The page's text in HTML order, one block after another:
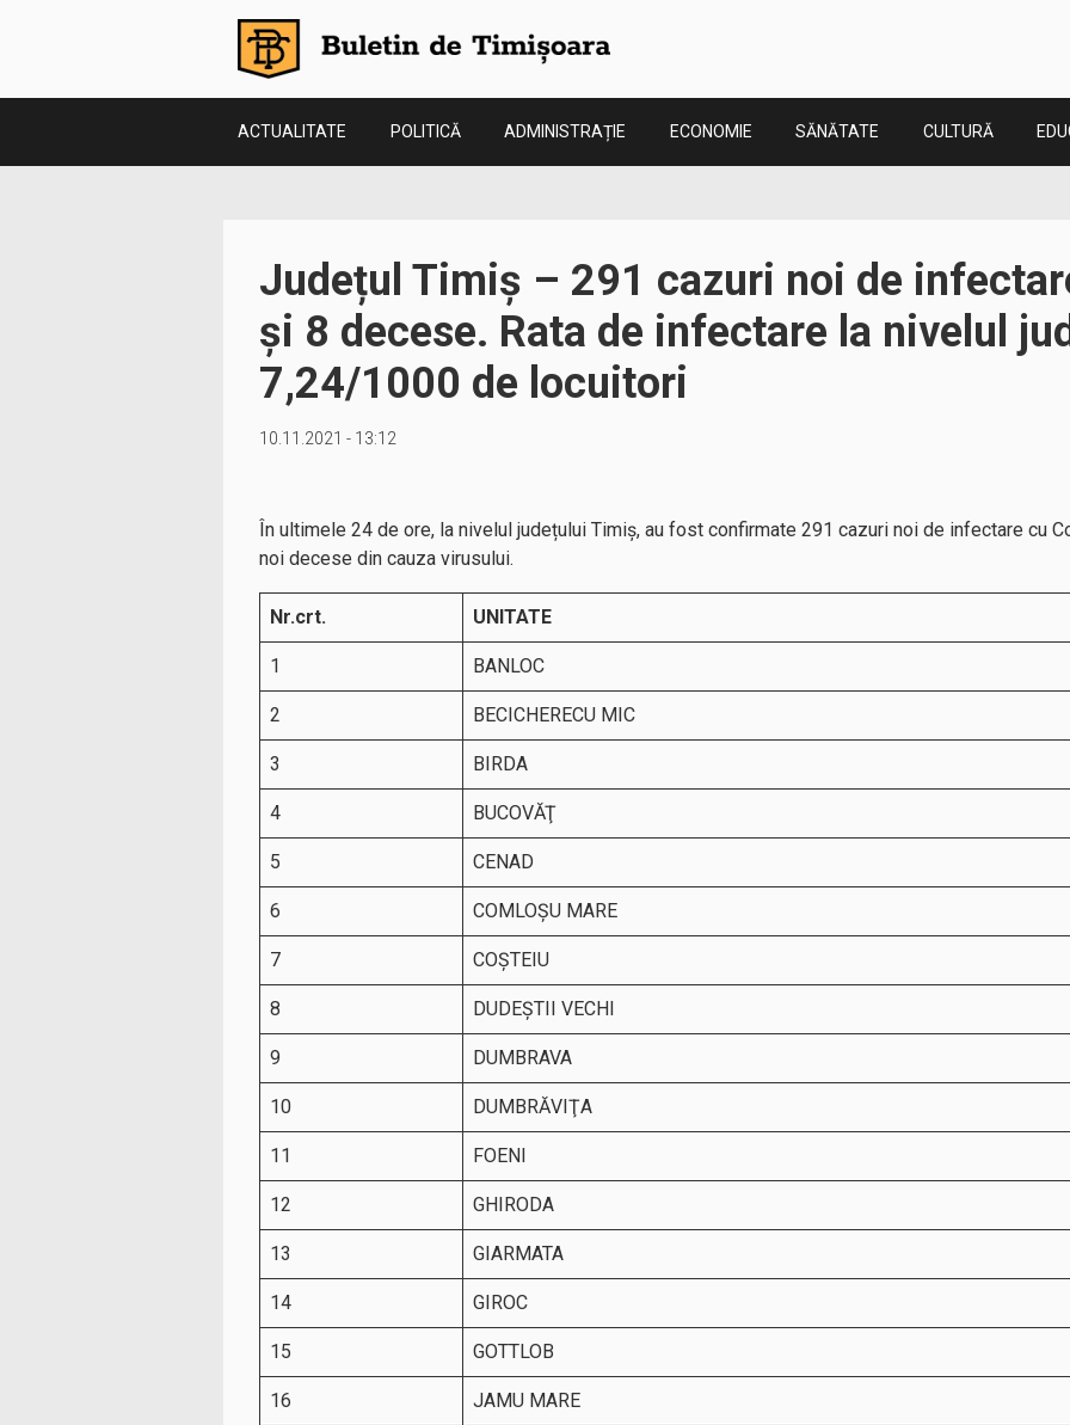
ACTUALITATE POLITICĂ ADMINISTRAȚIE ECONOMIE SĂNĂTATE CULTURĂ
Județul Timiș – 291 cazuri noi de
și 8 decese. Rata de infectare la nivelul
7,24/1000 de locuitori
10.11.2021 - 13:12
În ultimele 24 de ore, la nivelul județului Timiș, au fost confirmate 291 cazuri noi de infectare cu
noi decese din cauza virusului.
Nr.crt. UNITATE
1 BANLOC
2 BECICHERECU MIC
3 BIRDA
4 BUCOVĂŢ
5 CENAD
6 COMLOŞU MARE
7 COŞTEIU
8 DUDEŞTII VECHI
9 DUMBRAVA
10 DUMBRĂVIŢA
11 FOENI
12 GHIRODA
13 GIARMATA
14 GIROC
15 GOTTLOB
16 JAMU MARE